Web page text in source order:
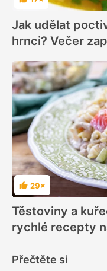
Hodnocení
Jak udělat
hrnci? Večer
Hodnocení
29×
Těstoviny a
rychlé recepty
Přečtěte si